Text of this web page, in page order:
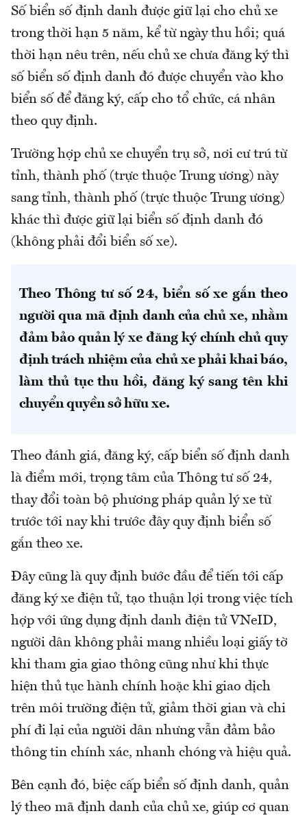
Số biển số định danh được giữ lại cho chủ xe
trong thời hạn 5 năm, kể từ ngày thu hồi; quá
thời hạn nêu trên, nếu chủ xe chưa đăng ký thì
số biển số định danh đó được chuyển vào kho
biển số để đăng ký, cấp cho tổ chức, cá nhân
theo quy định.
Trường hợp chủ xe chuyển trụ sở, nơi cư trú từ
tỉnh, thành phố (trực thuộc Trung ương) này
sang tỉnh, thành phố (trực thuộc Trung ương)
khác thì được giữ lại biển số định danh đó
(không phải đổi biển số xe).
Theo Thông tư số 24, biển số xe gắn theo
người qua mã định danh của chủ xe, nhằm
đảm bảo quản lý xe đăng ký chính chủ quy
định trách nhiệm của chủ xe phải khai báo,
làm thủ tục thu hồi, đăng ký sang tên khi
chuyển quyền sở hữu xe.
Theo đánh giá, đăng ký, cấp biển số định danh
là điểm mới, trọng tâm của Thông tư số 24,
thay đổi toàn bộ phương pháp quản lý xe từ
trước tới nay khi trước đây quy định biển số
gắn theo xe.
Đây cũng là quy định bước đầu để tiến tới cấp
đăng ký xe điện tử, tạo thuận lợi trong việc tích
hợp với ứng dụng định danh điện tử VNeID,
người dân không phải mang nhiều loại giấy tờ
khi tham gia giao thông cũng như khi thực
hiện thủ tục hành chính hoặc khi giao dịch
trên môi trường điện tử, giảm thời gian và chi
phí đi lại của người dân nhưng vẫn đảm bảo
thông tin chính xác, nhanh chóng và hiệu quả.
Bên cạnh đó, biệc cấp biển số định danh, quản
lý theo mã định danh của chủ xe, giúp cơ quan